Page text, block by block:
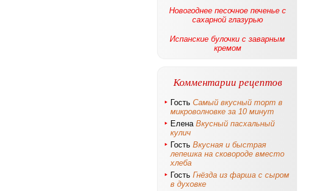
Новогоднее песочное печенье с
сахарной глазурью
Испанские булочки с заварным
кремом
Комментарии рецептов
Гость Самый вкусный торт в
микроволновке за 10 минут
Елена Вкусный пасхальный
кулич
Гость Вкусная и быстрая
лепешка на сковороде вместо
хлеба
Гость Гнёзда из фарша с сыром
в духовке